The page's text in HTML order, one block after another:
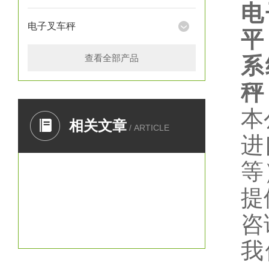
电子叉车秤
查看全部产品
相关文章 / ARTICLE
秤
本
等
提